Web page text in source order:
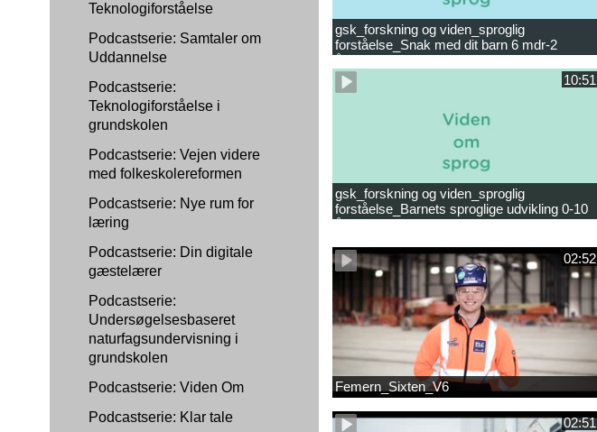
Teknologiforståelse
Podcastserie: Samtaler om
Uddannelse
Podcastserie:
Teknologiforståelse i
grundskolen
Podcastserie: Vejen videre
med folkeskolereformen
Podcastserie: Nye rum for
læring
Podcastserie: Din digitale
gæstelærer
Podcastserie:
Undersøgelsesbaseret
naturfagsundervisning i
grundskolen
Podcastserie: Viden Om
Podcastserie: Klar tale
gsk_forskning og viden_sproglig
forståelse_Snak med dit barn 6 mdr-2
år.mp4
10:51
gsk_forskning og viden_sproglig
forståelse_Barnets sproglige udvikling 0-10
år_samlet film.mp4
02:52
Femern_Sixten_V6
02:51